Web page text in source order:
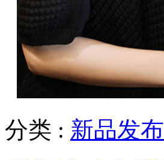
分类 : 新品发布